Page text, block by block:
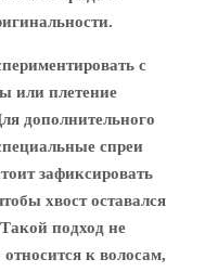
с
или плетение
дополнительного
спреи
зафиксировать
хвост оставался
подход не
к волосам,